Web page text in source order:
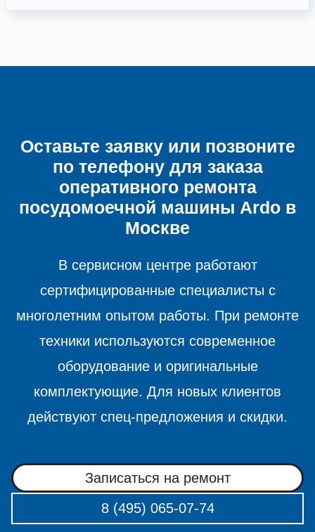
Оставьте заявку или позвоните
по телефону для заказа
оперативного ремонта
посудомоечной машины Ardo в
Москве
В сервисном центре работают
сертифицированные специалисты с
многолетним опытом работы. При ремонте
техники используются современное
оборудование и оригинальные
комплектующие. Для новых клиентов
действуют спец-предложения и скидки.
Записаться на ремонт
8 (495) 065-07-74